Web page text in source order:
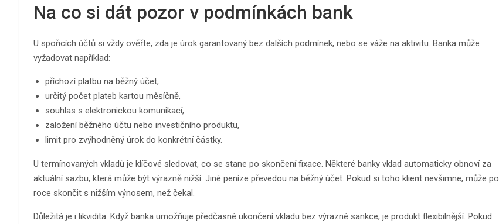
Na co si dát pozor v podmínkách bank
U spořicích účtů si vždy ověřte, zda je úrok garantovaný bez dalších podmínek, nebo se váže na aktivitu. Banka může
vyžadovat například:
příchozí platbu na běžný účet,
určitý počet plateb kartou měsíčně,
souhlas s elektronickou komunikací,
založení běžného účtu nebo investičního produktu,
limit pro zvýhodněný úrok do konkrétní částky.
U termínovaných vkladů je klíčové sledovat, co se stane po skončení fixace. Některé banky vklad automaticky obnoví za
aktuální sazbu, která může být výrazně nižší. Jiné peníze převedou na běžný účet. Pokud si toho klient nevšimne, může po
roce skončit s nižším výnosem, než čekal.
Důležitá je i likvidita. Když banka umožňuje předčasné ukončení vkladu bez výrazné sankce, je produkt flexibilnější. Pokud